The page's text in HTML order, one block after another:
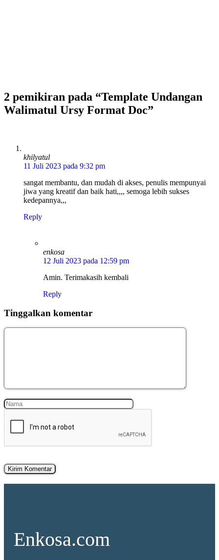
2 pemikiran pada “Template Undangan
Walimatul Ursy Format Doc”
khilyatul
11 Juli 2023 pada 9:32 pm
sangat membantu, dan mudah di akses, penulis mempunyai
jiwa yang kreatif dan baik hati,,,, semoga lebih sukses
kedepannya,,,
Reply
enkosa
12 Juli 2023 pada 12:59 pm
Amin. Terimakasih kembali
Reply
Tinggalkan komentar
Komentar
Nama Surel
Enkosa.com